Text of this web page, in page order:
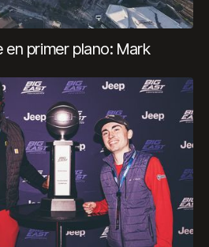
primer plano: Mark